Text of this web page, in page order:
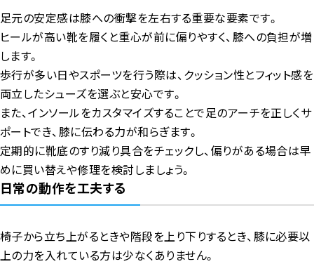
足元の安定感は膝への衝撃を左右する重要な要素です。
ヒールが高い靴を履くと重心が前に偏りやすく、膝への負担が増
します。
歩行が多い日やスポーツを行う際は、クッション性とフィット感を
両立したシューズを選ぶと安心です。
また、インソールをカスタマイズすることで足のアーチを正しくサ
ポートでき、膝に伝わる力が和らぎます。
定期的に靴底のすり減り具合をチェックし、偏りがある場合は早
めに買い替えや修理を検討しましょう。
日常の動作を工夫する
椅子から立ち上がるときや階段を上り下りするとき、膝に必要以
上の力を入れている方は少なくありません。